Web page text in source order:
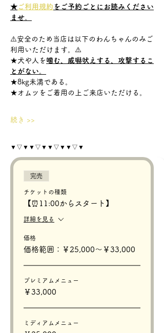
★ ご利用規約 をご予約ごとにお読みください
ませ。
⚠️安全のため当店は以下のわんちゃんのみご
利用いただけます。⚠️
★犬や人を噛む、威嚇吠えする、攻撃するこ
とがない。
★8kg未満である。
★オムツをご着用の上ご来店いただける。
続き >>
▼▽▼▼▽▼▼▽▼▼▽▼
完売
チケットの種類
【⏰11:00からスタート】
詳細を見る
価格
価格範囲：￥25,000〜￥33,000
プレミアムメニュー
￥33,000
ミディアムメニュー